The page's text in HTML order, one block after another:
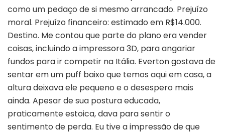
como um pedaço de si mesmo arrancado. Prejuízo
moral. Prejuízo financeiro: estimado em R$14.000.
Destino. Me contou que parte do plano era vender
coisas, incluindo a impressora 3D, para angariar
fundos para ir competir na Itália. Everton gostava de
sentar em um puff baixo que temos aqui em casa, a
altura deixava ele pequeno e o desespero mais
ainda. Apesar de sua postura educada,
praticamente estoica, dava para sentir o
sentimento de perda. Eu tive a impressão de que